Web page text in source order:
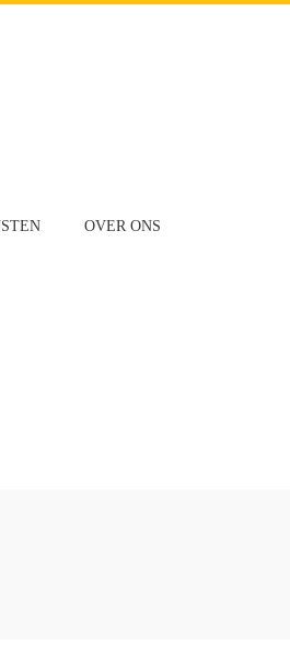
OVER ONS